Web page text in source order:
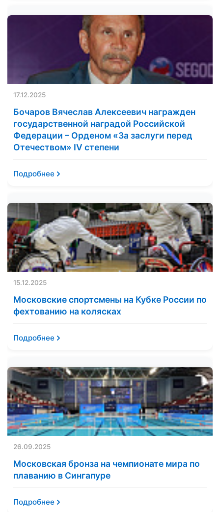
17.12.2025
Бочаров Вячеслав Алексеевич награжден
государственной наградой Российской
Федерации – Орденом «За заслуги перед
Отечеством» IV степени
Подробнее
15.12.2025
Московские спортсмены на Кубке России по
фехтованию на колясках
Подробнее
26.09.2025
Московская бронза на чемпионате мира по
плаванию в Сингапуре
Подробнее